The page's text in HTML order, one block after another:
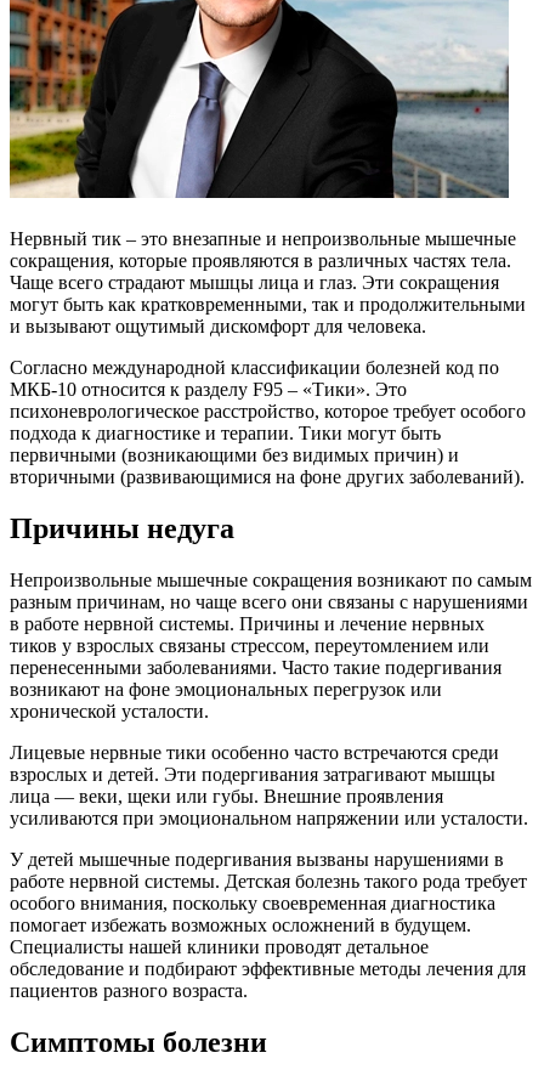
Нервный тик – это внезапные и непроизвольные мышечные
сокращения, которые проявляются в различных частях тела.
Чаще всего страдают мышцы лица и глаз. Эти сокращения
могут быть как кратковременными, так и продолжительными
и вызывают ощутимый дискомфорт для человека.
Согласно международной классификации болезней код по
МКБ-10 относится к разделу F95 – «Тики». Это
психоневрологическое расстройство, которое требует особого
подхода к диагностике и терапии. Тики могут быть
первичными (возникающими без видимых причин) и
вторичными (развивающимися на фоне других заболеваний).
Причины недуга
Непроизвольные мышечные сокращения возникают по самым
разным причинам, но чаще всего они связаны с нарушениями
в работе нервной системы. Причины и лечение нервных
тиков у взрослых связаны стрессом, переутомлением или
перенесенными заболеваниями. Часто такие подергивания
возникают на фоне эмоциональных перегрузок или
хронической усталости.
Лицевые нервные тики особенно часто встречаются среди
взрослых и детей. Эти подергивания затрагивают мышцы
лица — веки, щеки или губы. Внешние проявления
усиливаются при эмоциональном напряжении или усталости.
У детей мышечные подергивания вызваны нарушениями в
работе нервной системы. Детская болезнь такого рода требует
особого внимания, поскольку своевременная диагностика
помогает избежать возможных осложнений в будущем.
Специалисты нашей клиники проводят детальное
обследование и подбирают эффективные методы лечения для
пациентов разного возраста.
Симптомы болезни